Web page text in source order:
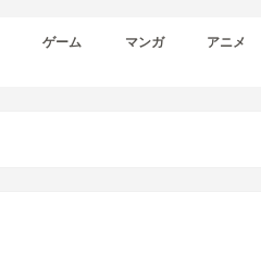
ゲーム マンガ アニメ